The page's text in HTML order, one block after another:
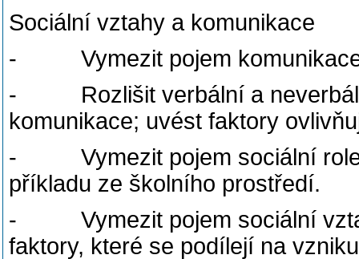
Sociální vztahy a komunikace
- Vymezit pojem komunikace;
- Rozlišit verbální a
komunikace; uvést faktory
- Vymezit pojem sociální role
příkladu ze školního prostředí.
- Vymezit pojem sociální
faktory, které se podílejí na